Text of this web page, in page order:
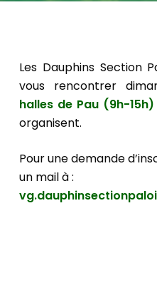
Les Dauphins Section
vous rencontrer
halles de Pau (9h-15h)
organisent.
Pour une demande
un mail à :